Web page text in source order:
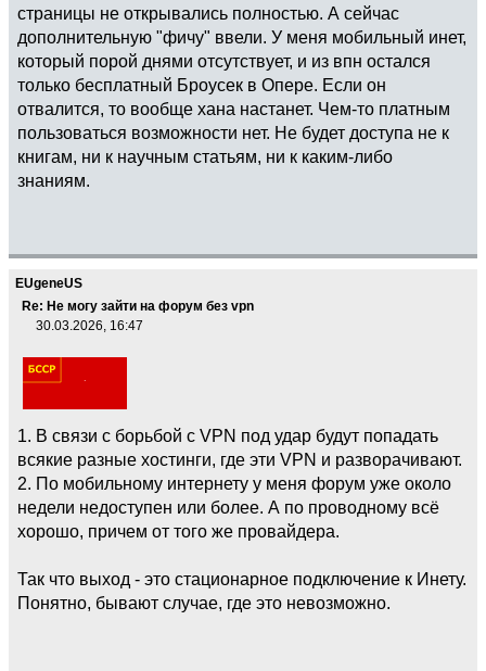
страницы не открывались полностью. А сейчас
дополнительную "фичу" ввели. У меня мобильный инет,
который порой днями отсутствует, и из впн остался
только бесплатный Броусек в Опере. Если он
отвалится, то вообще хана настанет. Чем-то платным
пользоваться возможности нет. Не будет доступа не к
книгам, ни к научным статьям, ни к каким-либо
знаниям.
EUgeneUS
Re: Не могу зайти на форум без vpn
30.03.2026, 16:47
1. В связи с борьбой с VPN под удар будут попадать
всякие разные хостинги, где эти VPN и разворачивают.
2. По мобильному интернету у меня форум уже около
недели недоступен или более. А по проводному всё
хорошо, причем от того же провайдера.
Так что выход - это стационарное подключение к Инету.
Понятно, бывают случае, где это невозможно.